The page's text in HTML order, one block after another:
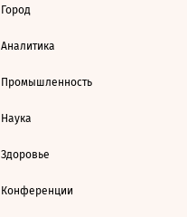
Город
Аналитика
Промышленность
Наука
Здоровье
Конференции